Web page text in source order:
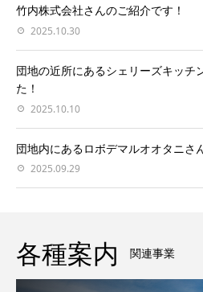
竹内株式会社さんのご紹介です！
2025.10.30
団地の近所にあるシェリーズキッチ
た！
2025.10.10
団地内にあるロボデマルオオタニさ
2025.09.29
各種案内 関連事業